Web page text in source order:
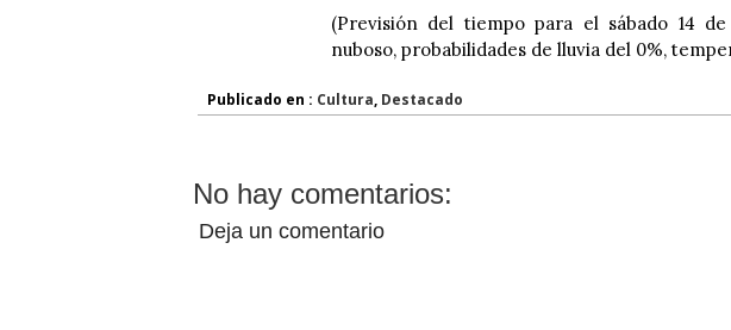
(Previsión del tiempo para el sábado 14
nuboso, probabilidades de lluvia del 0%,
Publicado en : Cultura, Destacado
No hay comentarios:
Deja un comentario